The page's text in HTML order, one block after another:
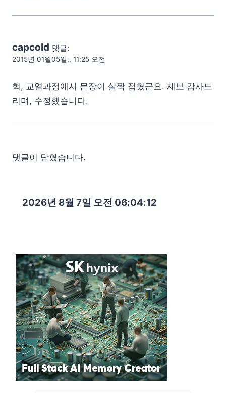
capcold 댓글:
2015년 01월05일., 11:25 오전
헉, 교열과정에서 문장이 살짝 접혔군요. 제보 감사드
리며, 수정했습니다.
댓글이 닫혔습니다.
2026년 8월 7일 오전 06:04:13